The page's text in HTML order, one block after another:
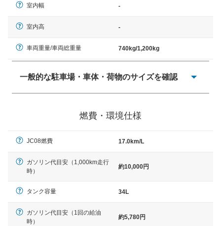
室内幅 -
室内高 -
車両重量/車両総重量 740kg/1,200kg
一般的な駐車場・車体・荷物のサイズを確認
× 長さ 5,000mm 車路幅 5,000mmというサイズが標準値
燃費・環境仕様
JC08燃費 17.0km/L
ガソリン代目安（1,000km走行
時）
約10,000円
タンク容量 34L
ガソリン代目安（1回の給油
時）
約5,780円